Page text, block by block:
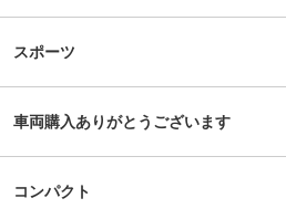
スポーツ
車両購入ありがとうございます
コンパクト